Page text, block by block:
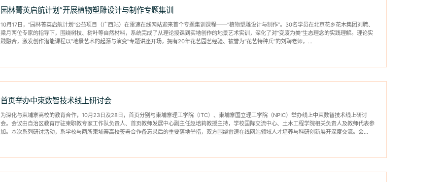
园林菁英启航计划”开展植物塑雕设计与制作专题集训
10月17日，“园林菁英启航计划”公益项目（广西站）在雷速在线网站迎来首个专题集训课程——“植物塑雕设计与制作”。30名学员在北京花乡花木集团刘聘、
梁月两位专家的指导下，围绕树枝、树叶等自然材料，系统完成了从理论授课到实地创作的地景艺术实训，深化了对“变废为美”生态理念的实践理解。理论实
践融合，激发创作潜能课程以“地景艺术的起源与演变”专题讲座开场。拥有20年花艺园艺经验、被誉为“花艺特种兵”的刘聘老师，...
首页举办中柬数智技术线上研讨会
为深化与柬埔寨高校的教育合作，10月23日及28日，首页分别与柬埔寨理工学院（ITC）、柬埔寨国立理工学院（NPIC）举办线上中柬数智技术线上研讨
会。会议由自治区教育厅驻柬职教专家工作队负责人、首页教师发展中心副主任赵培莉教授主持，学校国际交流中心、土木工程学院相关负责人及教师代表参
加。本次系列研讨活动，系学校与两所柬埔寨高校签署合作备忘录后的重要落地举措，双方围绕雷速在线网站领域人才培养与科研创新展开深度交流。会